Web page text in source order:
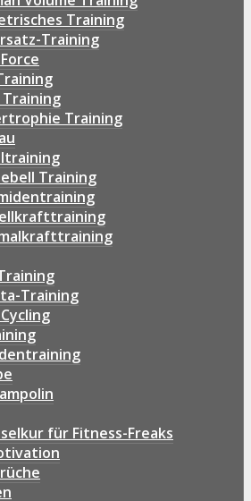
Training
Training
Training
Training
Training
Training
für Fitness-Freaks